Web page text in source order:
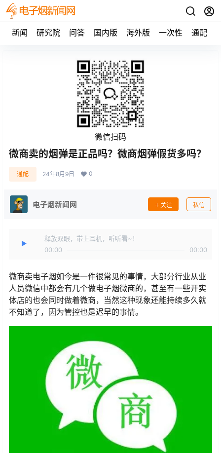
新闻 研究院 问答 国内版 海外版 一次性 通配
微信扫码
微商卖的烟弹是正品吗？微商烟弹假货多吗？
通配 24年8月9日 0
电子烟新闻网 关注 私信
释放双眼，带上耳机，听听看~！
00:00
00:00
微商卖电子烟如今是一件很常见的事情，大部分行业从业
人员微信中都会有几个做电子烟微商的，甚至有一些开实
体店的也会同时做着微商，当然这种现象还能持续多久就
不知道了，因为管控也是迟早的事情。